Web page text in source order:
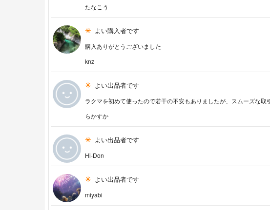
たなこう
よい購入者です
購入ありがとうございました
knz
よい出品者です
ラクマを初めて使ったので若干の不安もありましたが、スムーズな取
らかすか
よい出品者です
Hi-Don
よい出品者です
miyabi